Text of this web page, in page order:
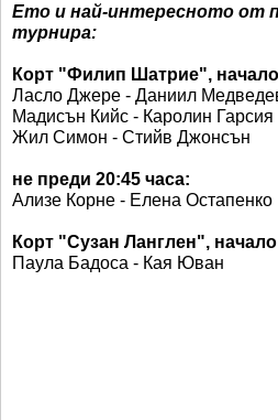
Ето и най-интересното от
турнира:
Корт "Филип Шатрие", начало
Ласло Джере - Даниил
Мадисън Кийс - Каролин Гарсия
Жил Симон - Стийв Джонсън
не преди 20:45 часа:
Ализе Корне - Елена Остапенко
Корт "Сузан Ланглен",
Паула Бадоса - Кая Юван